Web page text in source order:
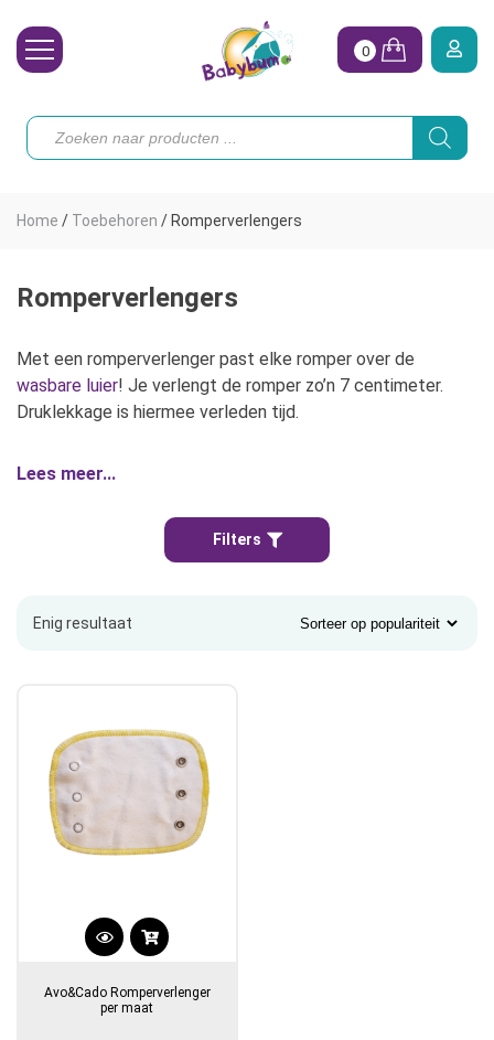
Toebehoren
Koopjes
Hoe begin ik?
0
Producten
zoeken
Home / Toebehoren / Romperverlengers
Romperverlengers
Met een romperverlenger past elke romper over de
wasbare luier! Je verlengt de romper zo’n 7 centimeter.
Druklekkage is hiermee verleden tijd.
Lees meer...
Filters
Enig resultaat
Avo&Cado Romperverlenger
per maat